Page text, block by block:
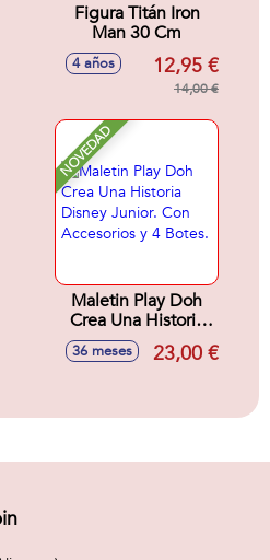
Figura Titán Iron
Man 30 Cm
4 años 12,95 €
14,00 €
NOVEDAD
Maletin Play Doh
Crea Una Historia
Disney Junior. Con
Accesorios y 4
36 meses 23,00 €